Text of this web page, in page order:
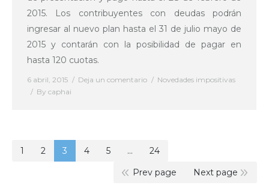
2015. Los contribuyentes con deudas podrán
ingresar al nuevo plan hasta el 31 de julio mayo de
2015 y contarán con la posibilidad de pagar en
hasta 120 cuotas.
6 abril, 2015 Deja un comentario
Novedades impositivas
By caphai
1 2 3 4 5 …
24
Prev page
Next page